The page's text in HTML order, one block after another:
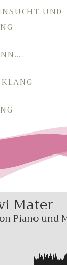
UND
Mater
Piano und